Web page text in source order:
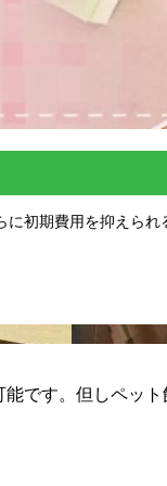
初期費用を抑えら
能です。但しペッ